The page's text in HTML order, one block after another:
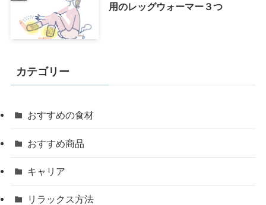
用のレッグウォーマー３つ
カテゴリー
おすすめの食材
おすすめ商品
キャリア
リラックス方法